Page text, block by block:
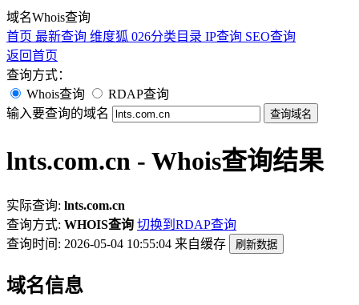
域名Whois查询
首页 最新查询 维度狐 026分类目录 IP查询 SEO查询
返回首页
查询方式：
Whois查询
RDAP查询
输入要查询的域名
查询域名
lnts.com.cn - Whois查询结果
实际查询: lnts.com.cn
查询方式: WHOIS查询 切换到RDAP查询
查询时间: 2026-05-04 10:55:04 来自缓存 刷新数据
域名信息